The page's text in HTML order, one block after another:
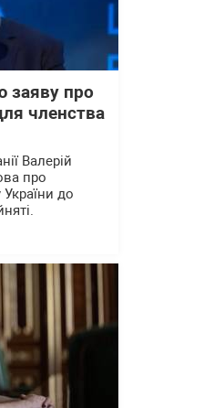
заяву про
членства
Валерій
про
України до